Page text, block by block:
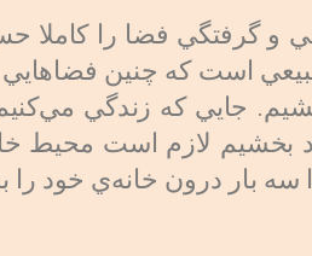
و گرفتگي فضا را كاملا
است كه چنين فضاهايي
جايي كه زندگي
بخشيم لازم است محيط
سه بار درون خانه‌ي خود